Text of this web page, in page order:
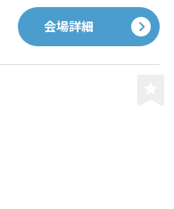
会場詳細